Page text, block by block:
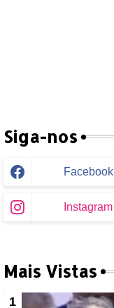
Siga-nos
Facebook
Instagram
Mais Vistas